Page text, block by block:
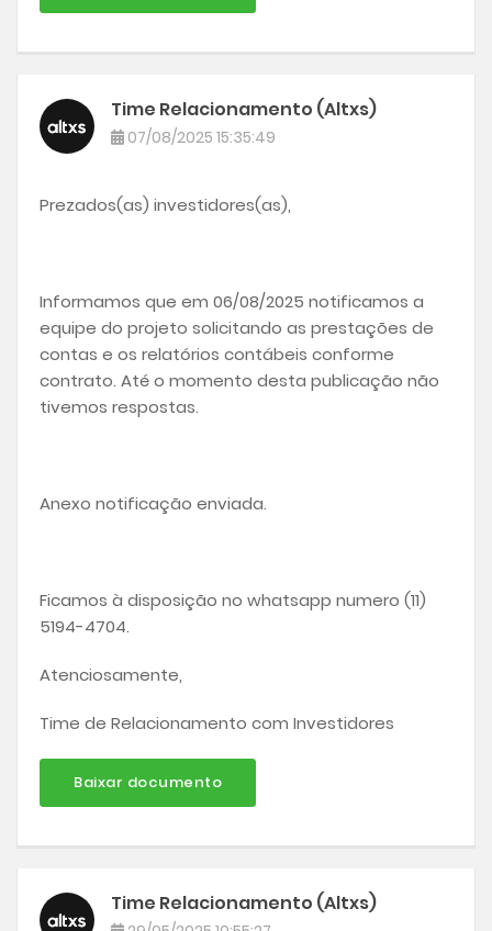
Time Relacionamento (Altxs)
07/08/2025 15:35:49
Prezados(as) investidores(as),
Informamos que em 06/08/2025 notificamos a
equipe do projeto solicitando as prestações de
contas e os relatórios contábeis conforme
contrato. Até o momento desta publicação não
tivemos respostas.
Anexo notificação enviada.
Ficamos à disposição no whatsapp numero (11)
5194-4704.
Atenciosamente,
Time de Relacionamento com Investidores
Baixar documento
Time Relacionamento (Altxs)